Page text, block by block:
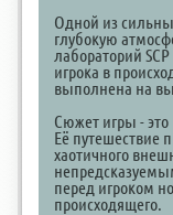
Одной из
глубокую
лабораторий
игрока в
выполнена на
Сюжет игры -
Её путешествие
хаотичного
перед игроком
происходящего.